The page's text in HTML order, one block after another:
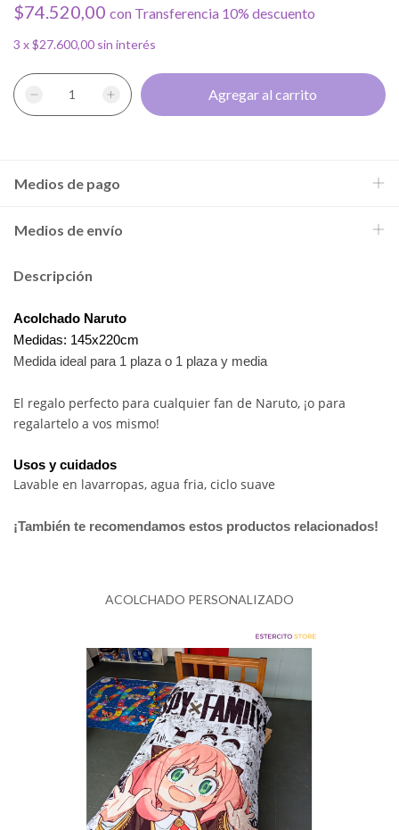
$74.520,00 con Transferencia 10% descuento
3 x$27.600,00 sin interés
Medios de pago
Medios de envío
Descripción
Acolchado Naruto
Medidas: 145x220cm
Medida ideal para 1 plaza o 1 plaza y media
El regalo perfecto para cualquier fan de Naruto, ¡o para
regalartelo a vos mismo!
Usos y cuidados
Lavable en lavarropas, agua fria, ciclo suave
¡También te recomendamos estos productos relacionados!
ACOLCHADO PERSONALIZADO